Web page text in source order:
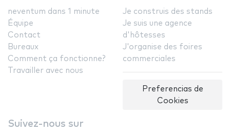
neventum dans 1 minute
Équipe
Contact
Bureaux
Comment ça fonctionne?
Travailler avec nous
Je construis des stands
Je suis une agence
d'hôtesses
J'organise des foires
commerciales
Preferencias de
Cookies
Suivez-nous sur